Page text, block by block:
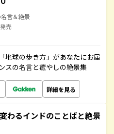
言＆絶景
売
地球の歩き方」があなたにお届
スの名言と癒やしの絶景集
詳細を見る
わるインドのことばと絶景